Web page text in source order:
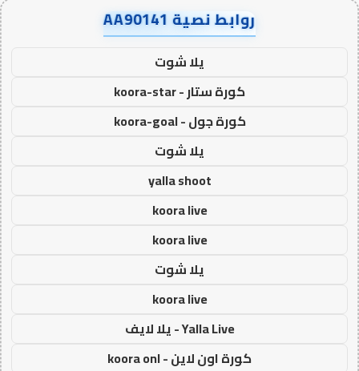
روابط نصية AA90141
يلا شوت
كورة ستار - koora-star
كورة جول - koora-goal
يلا شوت
yalla shoot
koora live
koora live
يلا شوت
koora live
Yalla Live - يلا لايف
كورة اون لاين - koora onl